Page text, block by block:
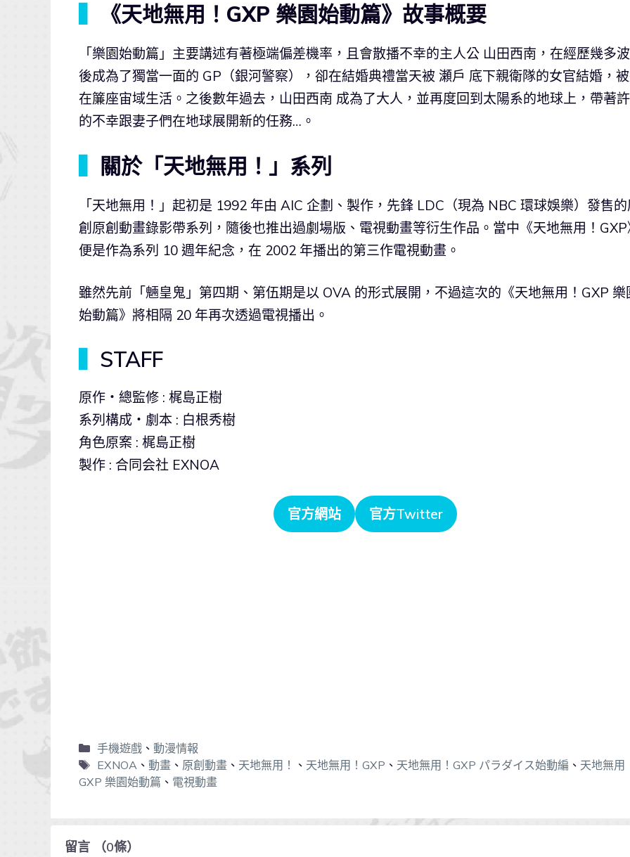
《天地無用！GXP 樂園始動篇》故事概要
「樂園始動篇」主要講述有著極端偏差機率，且會散播不幸的主人公 山田西南，在經歷幾多
後成為了獨當一面的 GP（銀河警察），卻在結婚典禮當天被 瀬戶 底下親衛隊的女官結婚，
在簾座宙域生活。之後數年過去，山田西南 成為了大人，並再度回到太陽系的地球上，帶著
的不幸跟妻子們在地球展開新的任務…。
關於「天地無用！」系列
「天地無用！」起初是 1992 年由 AIC 企劃、製作，先鋒 LDC（現為 NBC 環球娛樂）發售
創原創動畫錄影帶系列，隨後也推出過劇場版、電視動畫等衍生作品。當中《天地無用！
便是作為系列 10 週年紀念，在 2002 年播出的第三作電視動畫。
雖然先前「魎皇鬼」第四期、第伍期是以 OVA 的形式展開，不過這次的《天地無用！GXP 樂
始動篇》將相隔 20 年再次透過電視播出。
STAFF
原作・總監修 : 梶島正樹
系列構成・劇本 : 白根秀樹
角色原案 : 梶島正樹
製作 : 合同会社 EXNOA
官方網站 官方Twitter
手機遊戲、 動漫情報
EXNOA 、 動畫、 原創動畫、 天地無用！ 、 天地無用！GXP 、 天地無用！GXP パラダイス始動編 、 天地無用
GXP 樂園始動篇 、 電視動畫
留言 （0條）